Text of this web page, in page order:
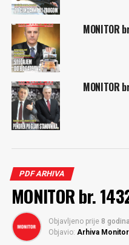
MONITOR
MONITOR
PDF ARHIVA
MONITOR br.
Objavljeno prije 8 godina
Objavio: Arhiva Monitor